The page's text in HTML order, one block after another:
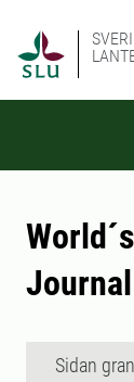
Journal
Sidan